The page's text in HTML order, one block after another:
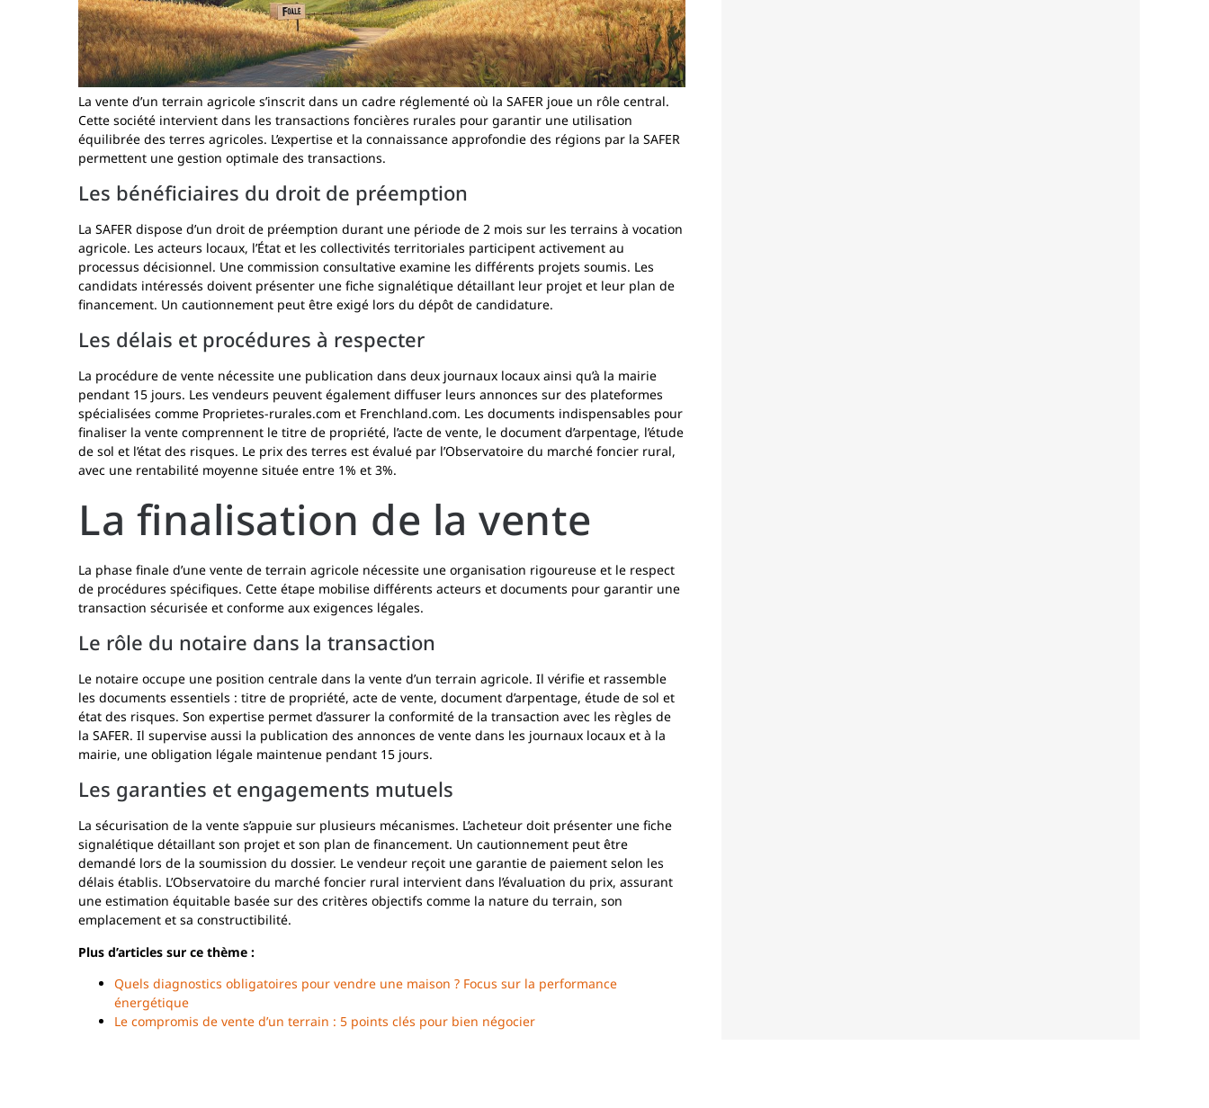
La vente d’un terrain agricole s’inscrit dans un cadre réglementé où la SAFER joue un rôle central.
Cette société intervient dans les transactions foncières rurales pour garantir une utilisation
équilibrée des terres agricoles. L’expertise et la connaissance approfondie des régions par la SAFER
permettent une gestion optimale des transactions.
Les bénéficiaires du droit de préemption
La SAFER dispose d’un droit de préemption durant une période de 2 mois sur les terrains à vocation
agricole. Les acteurs locaux, l’État et les collectivités territoriales participent activement au
processus décisionnel. Une commission consultative examine les différents projets soumis. Les
candidats intéressés doivent présenter une fiche signalétique détaillant leur projet et leur plan de
financement. Un cautionnement peut être exigé lors du dépôt de candidature.
Les délais et procédures à respecter
La procédure de vente nécessite une publication dans deux journaux locaux ainsi qu’à la mairie
pendant 15 jours. Les vendeurs peuvent également diffuser leurs annonces sur des plateformes
spécialisées comme Proprietes-rurales.com et Frenchland.com. Les documents indispensables pour
finaliser la vente comprennent le titre de propriété, l’acte de vente, le document d’arpentage, l’étude
de sol et l’état des risques. Le prix des terres est évalué par l’Observatoire du marché foncier rural,
avec une rentabilité moyenne située entre 1% et 3%.
La finalisation de la vente
La phase finale d’une vente de terrain agricole nécessite une organisation rigoureuse et le respect
de procédures spécifiques. Cette étape mobilise différents acteurs et documents pour garantir une
transaction sécurisée et conforme aux exigences légales.
Le rôle du notaire dans la transaction
Le notaire occupe une position centrale dans la vente d’un terrain agricole. Il vérifie et rassemble
les documents essentiels : titre de propriété, acte de vente, document d’arpentage, étude de sol et
état des risques. Son expertise permet d’assurer la conformité de la transaction avec les règles de
la SAFER. Il supervise aussi la publication des annonces de vente dans les journaux locaux et à la
mairie, une obligation légale maintenue pendant 15 jours.
Les garanties et engagements mutuels
La sécurisation de la vente s’appuie sur plusieurs mécanismes. L’acheteur doit présenter une fiche
signalétique détaillant son projet et son plan de financement. Un cautionnement peut être
demandé lors de la soumission du dossier. Le vendeur reçoit une garantie de paiement selon les
délais établis. L’Observatoire du marché foncier rural intervient dans l’évaluation du prix, assurant
une estimation équitable basée sur des critères objectifs comme la nature du terrain, son
emplacement et sa constructibilité.
Plus d’articles sur ce thème :
Quels diagnostics obligatoires pour vendre une maison ? Focus sur la performance
énergétique
Le compromis de vente d’un terrain : 5 points clés pour bien négocier